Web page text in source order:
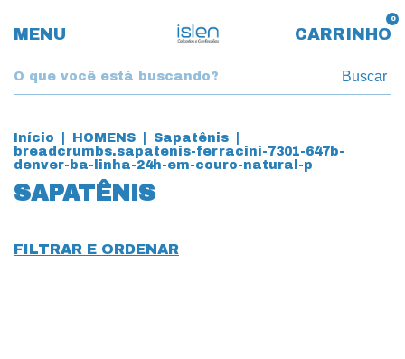
MENU CARRINHO
0
Buscar
Início HOMENS Sapatênis
breadcrumbs.sapatenis-ferracini-7301-647b-
denver-ba-linha-24h-em-couro-natural-p
SAPATÊNIS
FILTRAR E ORDENAR